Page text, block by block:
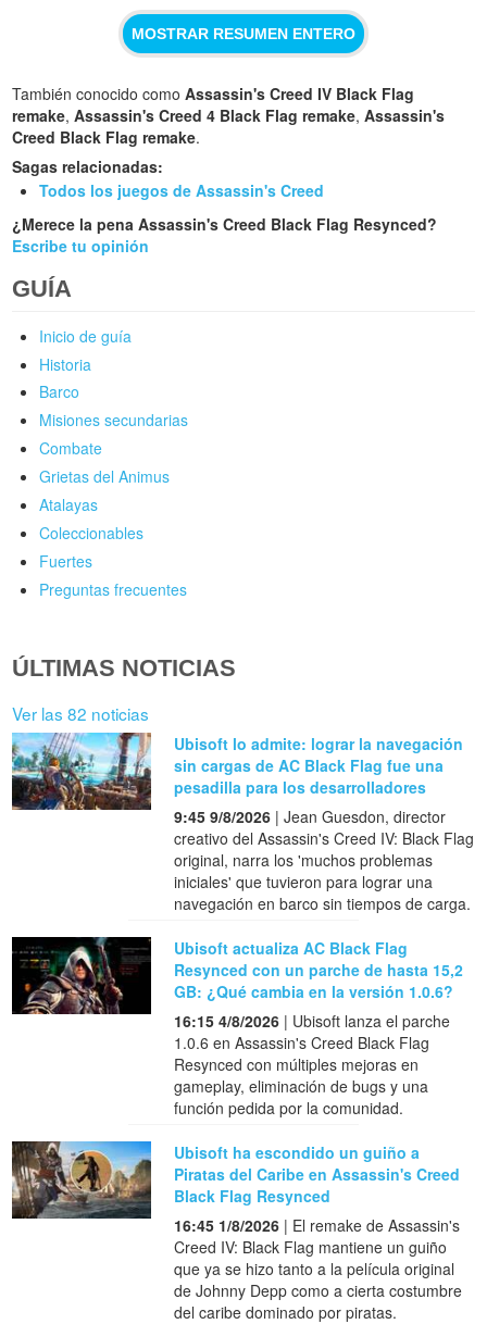
MOSTRAR RESUMEN ENTERO
También conocido comoAssassin's Creed IV Black Flag
remake,Assassin's Creed 4 Black Flag remake,Assassin's
Creed Black Flag remake.
Sagas relacionadas:
Todos los juegos de Assassin's Creed
¿Merece la pena Assassin's Creed Black Flag Resynced?
Escribe tu opinión
GUÍA
Inicio de guía
Historia
Barco
Misiones secundarias
Combate
Grietas del Animus
Atalayas
Coleccionables
Fuertes
Preguntas frecuentes
ÚLTIMAS NOTICIAS
Ver las 82 noticias
Ubisoft lo admite: lograr la navegación
sin cargas de AC Black Flag fue una
pesadilla para los desarrolladores
9:45 9/8/2026 | Jean Guesdon, director
creativo del Assassin's Creed IV: Black Flag
original, narra los 'muchos problemas
iniciales' que tuvieron para lograr una
navegación en barco sin tiempos de carga.
Ubisoft actualiza AC Black Flag
Resynced con un parche de hasta 15,2
GB: ¿Qué cambia en la versión 1.0.6?
16:15 4/8/2026 | Ubisoft lanza el parche
1.0.6 en Assassin's Creed Black Flag
Resynced con múltiples mejoras en
gameplay, eliminación de bugs y una
función pedida por la comunidad.
Ubisoft ha escondido un guiño a
Piratas del Caribe en Assassin's Creed
Black Flag Resynced
16:45 1/8/2026 | El remake de Assassin's
Creed IV: Black Flag mantiene un guiño
que ya se hizo tanto a la película original
de Johnny Depp como a cierta costumbre
del caribe dominado por piratas.